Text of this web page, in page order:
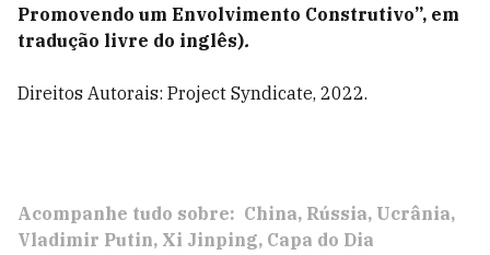
Promovendo um Envolvimento Construtivo”, em
tradução livre do inglês).
Direitos Autorais: Project Syndicate, 2022.
Acompanhe tudo sobre: China Rússia Ucrânia
Vladimir Putin Xi Jinping Capa do Dia